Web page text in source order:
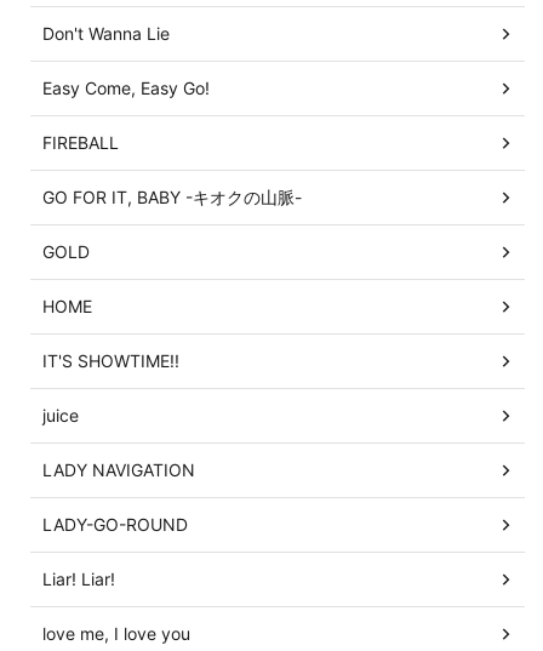
Don't Wanna Lie
Easy Come, Easy Go!
FIREBALL
GO FOR IT, BABY -キオクの山脈-
GOLD
HOME
IT'S SHOWTIME!!
juice
LADY NAVIGATION
LADY-GO-ROUND
Liar! Liar!
love me, I love you